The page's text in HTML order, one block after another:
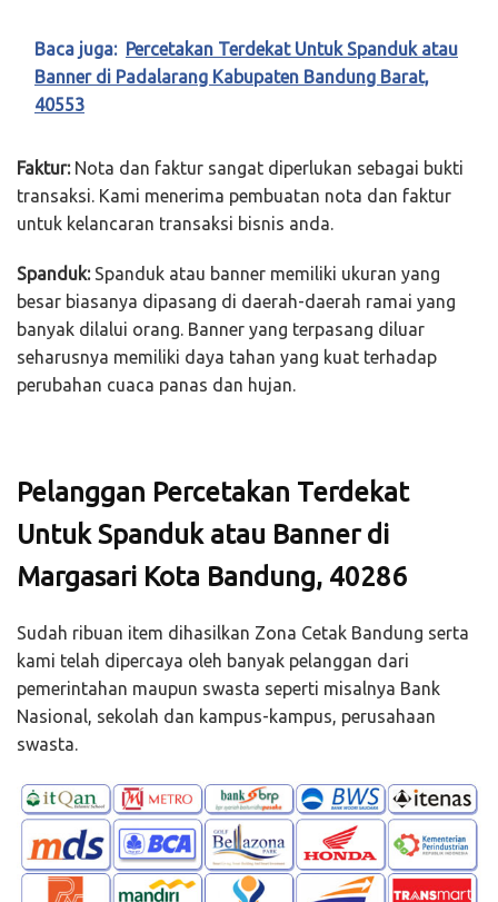
Baca juga: Percetakan Terdekat Untuk Spanduk atau
Banner di Padalarang Kabupaten Bandung Barat,
40553
Faktur:Nota dan faktur sangat diperlukan sebagai bukti
transaksi. Kami menerima pembuatan nota dan faktur
untuk kelancaran transaksi bisnis anda.
Spanduk:Spanduk atau banner memiliki ukuran yang
besar biasanya dipasang di daerah-daerah ramai yang
banyak dilalui orang. Banner yang terpasang diluar
seharusnya memiliki daya tahan yang kuat terhadap
perubahan cuaca panas dan hujan.
Pelanggan Percetakan Terdekat
Untuk Spanduk atau Banner di
Margasari Kota Bandung, 40286
Sudah ribuan item dihasilkan Zona Cetak Bandung serta
kami telah dipercaya oleh banyak pelanggan dari
pemerintahan maupun swasta seperti misalnya Bank
Nasional, sekolah dan kampus-kampus, perusahaan
swasta.